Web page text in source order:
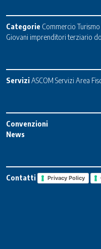
Categorie Commercio Turismo
Giovani imprenditori terziario
ServiziASCOM Servizi Area
Convenzioni
News
Contatti Privacy Policy